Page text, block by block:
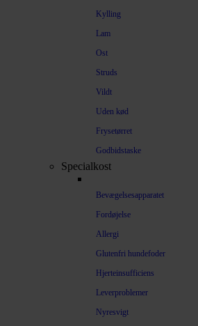
Kylling
Lam
Ost
Struds
Vildt
Uden kød
Frysetørret
Godbidstaske
Specialkost
Bevægelsesapparatet
Fordøjelse
Allergi
Glutenfri hundefoder
Hjerteinsufficiens
Leverproblemer
Nyresvigt